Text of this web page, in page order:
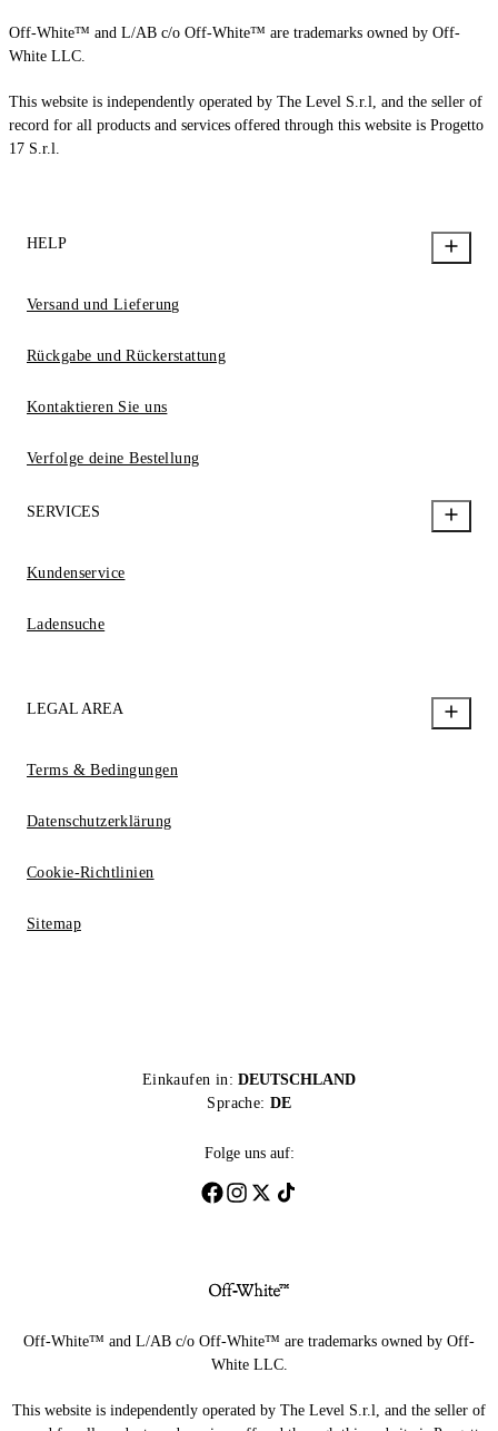
Off-White™ and L/AB c/o Off-White™ are trademarks owned by Off-
White LLC.
This website is independently operated by The Level S.r.l, and the seller of
record for all products and services offered through this website is Progetto
17 S.r.l.
HELP
Versand und Lieferung
Rückgabe und Rückerstattung
Kontaktieren Sie uns
Verfolge deine Bestellung
SERVICES
Kundenservice
Ladensuche
LEGAL AREA
Terms & Bedingungen
Datenschutzerklärung
Cookie-Richtlinien
Sitemap
Einkaufen in: DEUTSCHLAND
Sprache: DE
Folge uns auf:
Off-White™ and L/AB c/o Off-White™ are trademarks owned by Off-
White LLC.
This website is independently operated by The Level S.r.l, and the seller of